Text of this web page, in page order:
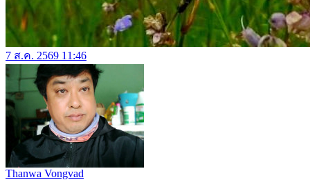
7 ส.ค. 2569 11:46
Thanwa Vongvad